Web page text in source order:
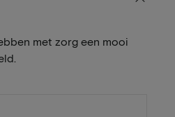
met zorg een mooi